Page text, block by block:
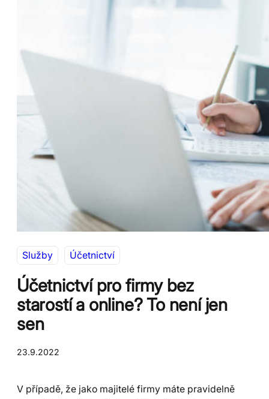
Služby Účetnictví
Účetnictví pro firmy bez
starostí a online? To není jen
sen
23.9.2022
V případě, že jako majitelé firmy máte pravidelně